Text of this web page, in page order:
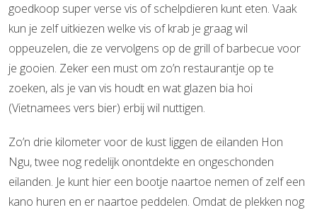
goedkoop super verse vis of schelpdieren kunt eten. Vaak
kun je zelf uitkiezen welke vis of krab je graag wil
oppeuzelen, die ze vervolgens op de grill of barbecue voor
je gooien. Zeker een must om zo’n restaurantje op te
zoeken, als je van vis houdt en wat glazen bia hoi
(Vietnamees vers bier) erbij wil nuttigen.
Zo’n drie kilometer voor de kust liggen de eilanden Hon
Ngu, twee nog redelijk onontdekte en ongeschonden
eilanden. Je kunt hier een bootje naartoe nemen of zelf een
kano huren en er naartoe peddelen. Omdat de plekken nog